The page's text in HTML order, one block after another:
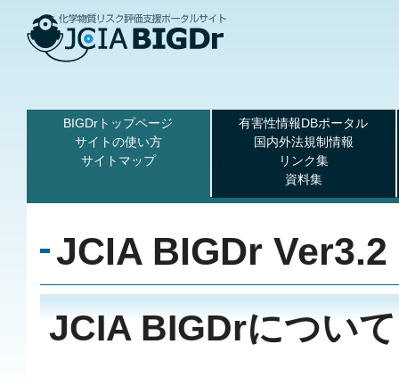
BIGDrトップページ
サイトの使い方
サイトマップ
有害性情報DBポータル
国内外法規制情報
リンク集
資料集
JCIA BIGDr Ver3.2
JCIA BIGDrについて